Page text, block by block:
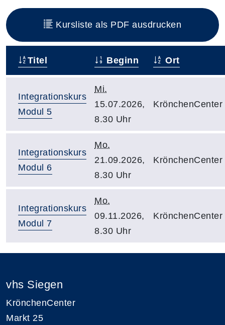
Kursliste als PDF ausdrucken
Titel Beginn Ort
Integrationskurs
Modul 5
Mi.
15.07.2026,
8.30 Uhr
KrönchenCenter
Integrationskurs
Modul 6
Mo.
21.09.2026,
8.30 Uhr
KrönchenCenter
Integrationskurs
Modul 7
Mo.
09.11.2026,
8.30 Uhr
KrönchenCenter
vhs Siegen
KrönchenCenter
Markt 25